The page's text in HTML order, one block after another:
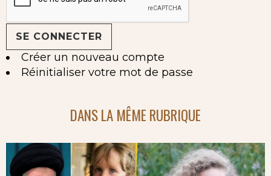
Créer un nouveau compte
Réinitialiser votre mot de passe
DANS LA MÊME RUBRIQUE